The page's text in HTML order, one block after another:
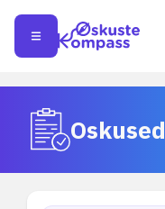
Oskused